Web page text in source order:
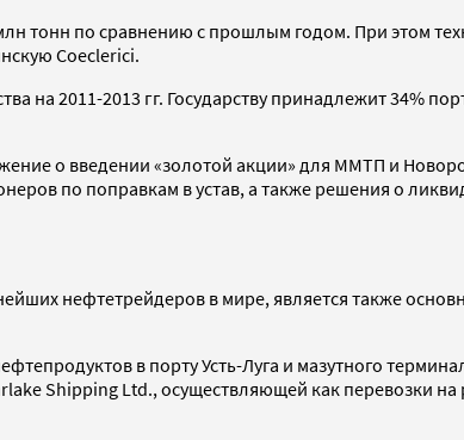
тонн по сравнению с прошлым годом. При этом
Coeclerici.
2011-2013 гг. Государству принадлежит 34%
о введении «золотой акции» для ММТП и
по поправкам в устав, а также решения о
нефтетрейдеров в мире, является также
в порту Усть-Луга и мазутного
Shipping Ltd., осуществляющей как перевозки